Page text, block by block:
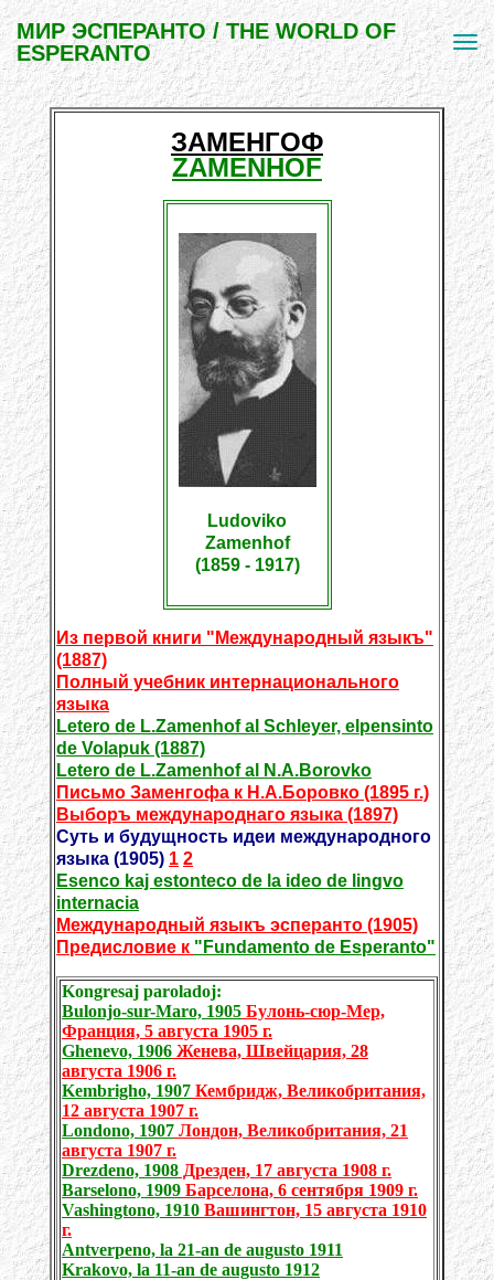
МИР ЭСПЕРАНТО / THE WORLD OF
ESPERANTO
ЗАМЕНГОФ
ZAMENHOF
Ludoviko
Zamenhof
(1859 - 1917)
Из первой книги "Международный языкъ"
(1887)
Полный учебник интернационального
языка
Letero de L.Zamenhof al Schleyer, elpensinto
de Volapuk (1887)
Letero de L.Zamenhof al N.A.Borovko
Письмо Заменгофа к Н.А.Боровко (1895 г.)
Выборъ международнаго языка (1897)
Суть и будущность идеи международного
языка (1905) 1 2
Esenco kaj estonteco de la ideo de lingvo
internacia
Международный языкъ эсперанто (1905)
Предисловие к "Fundamento de Esperanto"
Kongresaj paroladoj:
Bulonjo-sur-Maro, 1905 Булонь-сюр-Мер,
Франция, 5 августа 1905 г.
Ghenevo, 1906 Женева, Швейцария, 28
августа 1906 г.
Kembrigho, 1907 Кембридж, Великобритания,
12 августа 1907 г.
Londono, 1907 Лондон, Великобритания, 21
августа 1907 г.
Drezdeno, 1908 Дрезден, 17 августа 1908 г.
Barselono, 1909 Барселона, 6 сентября 1909 г.
Vashingtono, 1910 Вашингтон, 15 августа 1910
г.
Antverpeno, la 21-an de augusto 1911
Krakovo, la 11-an de augusto 1912